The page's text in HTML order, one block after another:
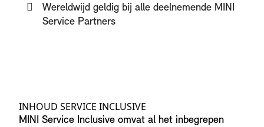
Wereldwijd geldig bij alle deelnemende MINI
Service Partners
INHOUD SERVICE INCLUSIVE
MINI Service Inclusive omvat al het inbegrepen